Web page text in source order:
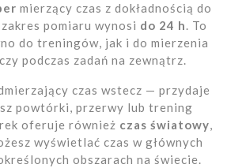
mierzący czas z dokładnością do
zakres pomiaru wynosi do 24 h. To
do treningów, jak i do mierzenia
podczas zadań na zewnątrz.
czas wstecz — przydaje
powtórki, przerwy lub trening
oferuje również czas światowy,
wyświetlać czas w głównych
obszarach na świecie.